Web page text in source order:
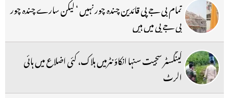
تمام بی جے پی قائدین چندہ چور نہیں ‘ لیکن سارے چندہ چور
بی جے پی میں ہیں
گینگسٹر سجیت سنہا انکاؤنٹرمیں ہلاک، کئی اضلاع میں ہائی
الرٹ